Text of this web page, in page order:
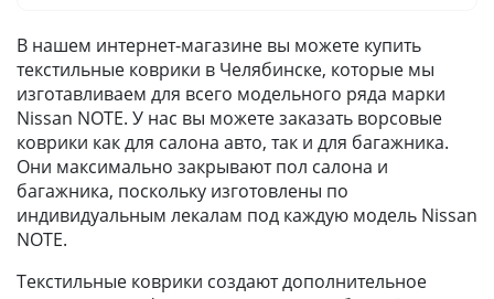
В нашем интернет-магазине вы можете купить
текстильные коврики в Челябинске, которые мы
изготавливаем для всего модельного ряда марки
Nissan NOTE. У нас вы можете заказать ворсовые
коврики как для салона авто, так и для багажника.
Они максимально закрывают пол салона и
багажника, поскольку изготовлены по
индивидуальным лекалам под каждую модель Nissan
NOTE.
Текстильные коврики создают дополнительное